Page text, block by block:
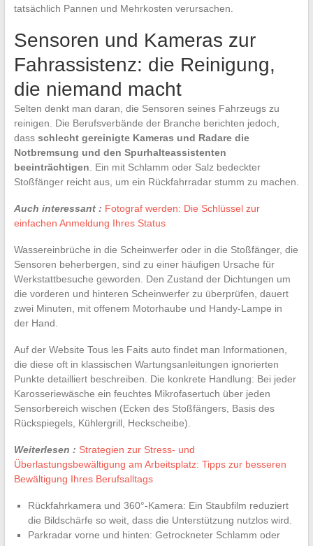
tatsächlich Pannen und Mehrkosten verursachen.
Sensoren und Kameras zur
Fahrassistenz: die Reinigung,
die niemand macht
Selten denkt man daran, die Sensoren seines Fahrzeugs zu
reinigen. Die Berufsverbände der Branche berichten jedoch,
dass schlecht gereinigte Kameras und Radare die
Notbremsung und den Spurhalteassistenten
beeinträchtigen . Ein mit Schlamm oder Salz bedeckter
Stoßfänger reicht aus, um ein Rückfahrradar stumm zu machen.
Auch interessant : Fotograf werden: Die Schlüssel zur
einfachen Anmeldung Ihres Status
Wassereinbrüche in die Scheinwerfer oder in die Stoßfänger, die
Sensoren beherbergen, sind zu einer häufigen Ursache für
Werkstattbesuche geworden. Den Zustand der Dichtungen um
die vorderen und hinteren Scheinwerfer zu überprüfen, dauert
zwei Minuten, mit offenem Motorhaube und Handy-Lampe in
der Hand.
Auf der Website Tous les Faits auto findet man Informationen,
die diese oft in klassischen Wartungsanleitungen ignorierten
Punkte detailliert beschreiben. Die konkrete Handlung: Bei jeder
Karosseriewäsche ein feuchtes Mikrofasertuch über jeden
Sensorbereich wischen (Ecken des Stoßfängers, Basis des
Rückspiegels, Kühlergrill, Heckscheibe).
Weiterlesen : Strategien zur Stress- und
Überlastungsbewältigung am Arbeitsplatz: Tipps zur besseren
Bewältigung Ihres Berufsalltags
Rückfahrkamera und 360°-Kamera: Ein Staubfilm reduziert
die Bildschärfe so weit, dass die Unterstützung nutzlos wird.
Parkradar vorne und hinten: Getrockneter Schlamm oder